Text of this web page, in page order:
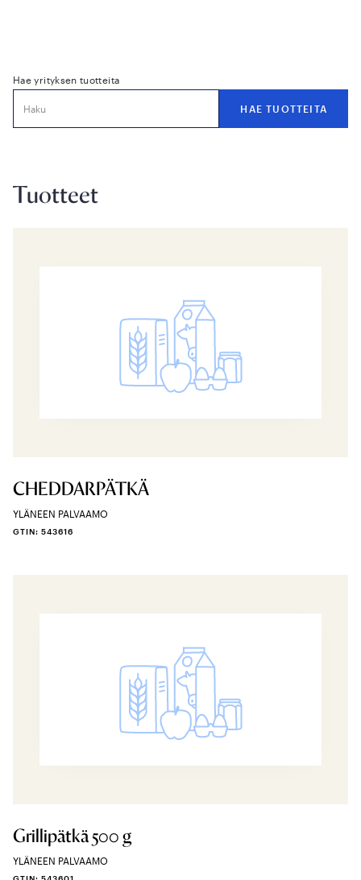
Hae yrityksen tuotteita
Tuotteet
CHEDDARPÄTKÄ
YLÄNEEN PALVAAMO
GTIN: 543616
Grillipätkä 500 g
YLÄNEEN PALVAAMO
GTIN: 543601